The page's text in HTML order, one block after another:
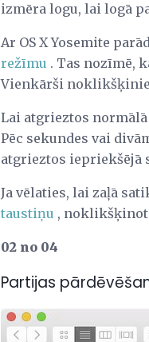
izmēra logu, lai logā
Ar OS X Yosemite
režīmu . Tas nozīmē,
Vienkārši
Lai atgrieztos
Pēc sekundes vai
atgrieztos iepriekšējā
Ja vēlaties, lai zaļā
taustiņu , noklikšķinot
02 no 04
Partijas